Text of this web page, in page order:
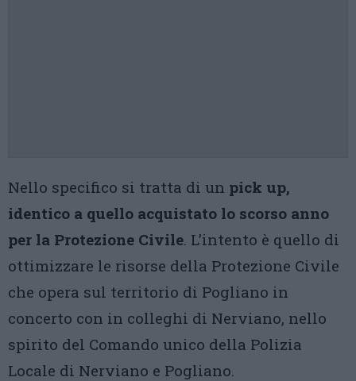
Nello specifico si tratta di un pick up,
identico a quello acquistato lo scorso anno
per la Protezione Civile. L’intento è quello di
ottimizzare le risorse della Protezione Civile
che opera sul territorio di Pogliano in
concerto con in colleghi di Nerviano, nello
spirito del Comando unico della Polizia
Locale di Nerviano e Pogliano.